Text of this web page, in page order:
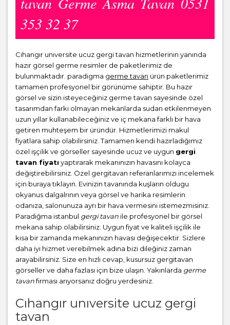
353 32 37
Cıhangır unıversite ucuz gergi tavan hizmetlerinin yanında
hazır görsel germe resimler de paketlerimiz de
bulunmaktadır. paradigma germe tavan ürün paketlerimiz
tamamen profesyonel bir görünüme sahiptir. Bu hazır
görsel ve sizin isteyeceğiniz germe tavan sayesinde özel
tasarımdan farkı olmayan mekanlarda sudan etkilenmeyen
uzun yıllar kullanabileceğiniz ve iç mekana farklı bir hava
getiren muhteşem bir üründür. Hizmetlerimizi makul
fiyatlara sahip olabilirsiniz. Tamamen kendi hazırladığımız
özel işçilik ve görseller sayesinde ucuz ve uygun gergi
tavan fiyatı yaptırarak mekanınızın havasını kolayca
değiştirebilirsiniz. Özel gergitavan referanlarımızı incelemek
için buraya tıklayın. Evinizin tavanında kuşların oldugu
okyanus dalgalrının veya görsel ve harika resimlerin
odanıza, salonunuza ayrı bir hava vermesini istemezmisiniz.
Paradiğma istanbul gergi tavan ile profesyonel bir görsel
mekana sahip olabilirsiniz. Uygun fiyat ve kaliteli işçilik ile
kısa bir zamanda mekanınızın havası değişecektir. Sizlere
daha iyi hizmet verebilmek adına bizi dileğiniz zaman
arayabilirsiniz. Size en hızlı cevap, kusursuz gergitavan
görseller ve daha fazlası için bize ulaşın. Yakınlarda germe
tavanfirması arıyorsanız doğru yerdesiniz.
Cıhangır unıversite ucuz gergi
tavan